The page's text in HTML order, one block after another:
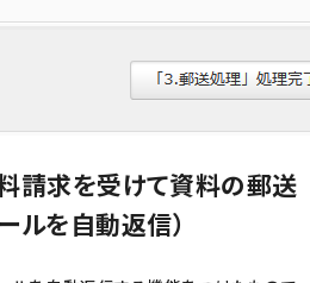
請求を受けて資料の郵送
ルを自動返信）